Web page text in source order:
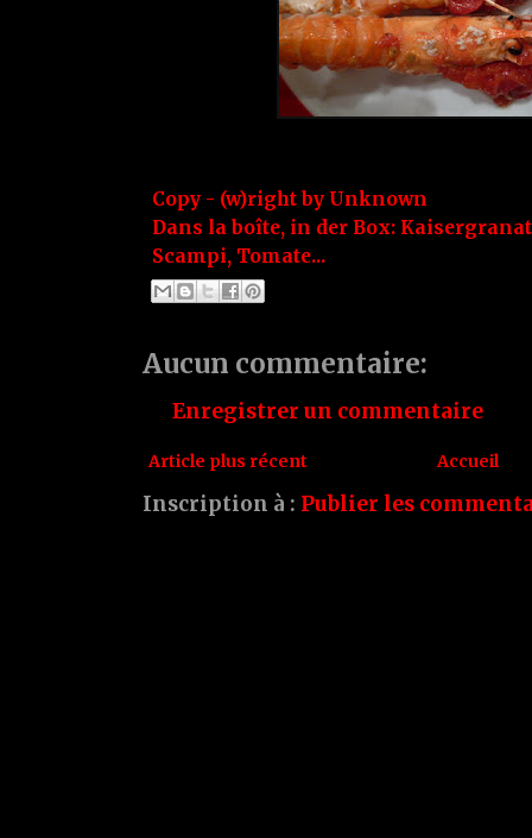
Copy - (w)right by Unknown
Dans la boîte, in der Box: Kaisergranat
Scampi, Tomate...
Aucun commentaire:
Enregistrer un commentaire
Article plus récent Accueil
Inscription à : Publier les